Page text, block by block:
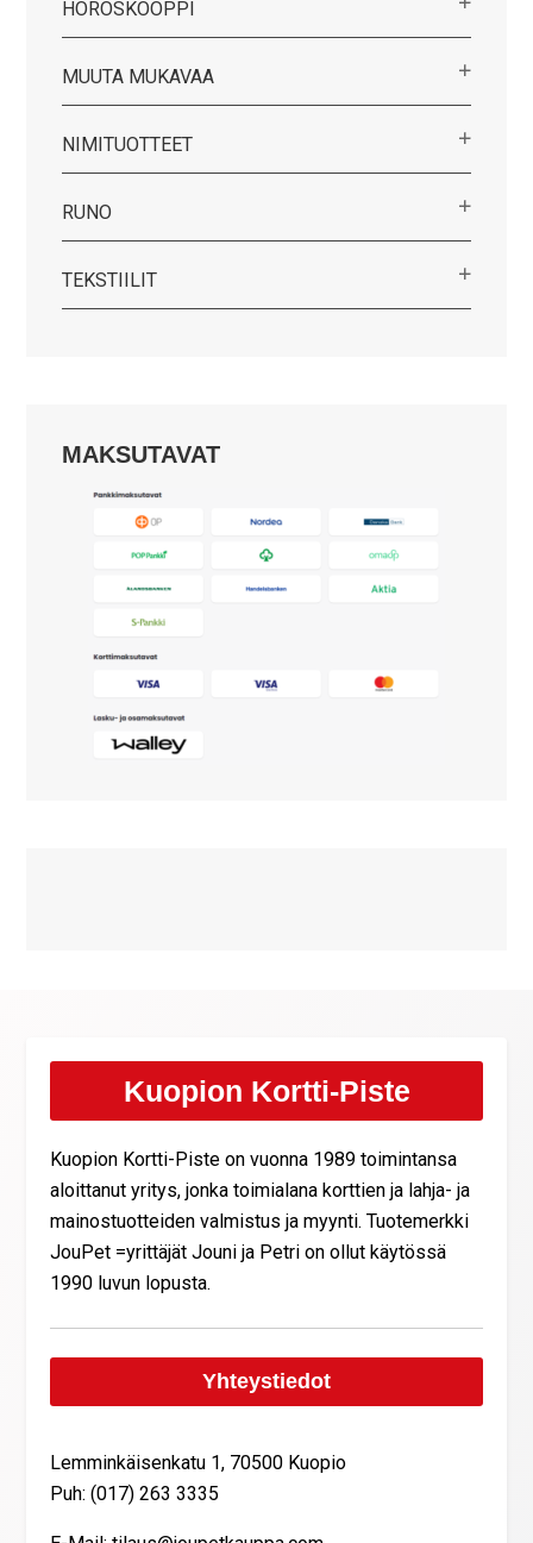
HOROSKOOPPI
MUUTA MUKAVAA
NIMITUOTTEET
RUNO
TEKSTIILIT
MAKSUTAVAT
Kuopion Kortti-Piste
Kuopion Kortti-Piste on vuonna 1989 toimintansa
aloittanut yritys, jonka toimialana korttien ja lahja- ja
mainostuotteiden valmistus ja myynti. Tuotemerkki
JouPet =yrittäjät Jouni ja Petri on ollut käytössä
1990 luvun lopusta.
Yhteystiedot
Lemminkäisenkatu 1, 70500 Kuopio
Puh: (017) 263 3335